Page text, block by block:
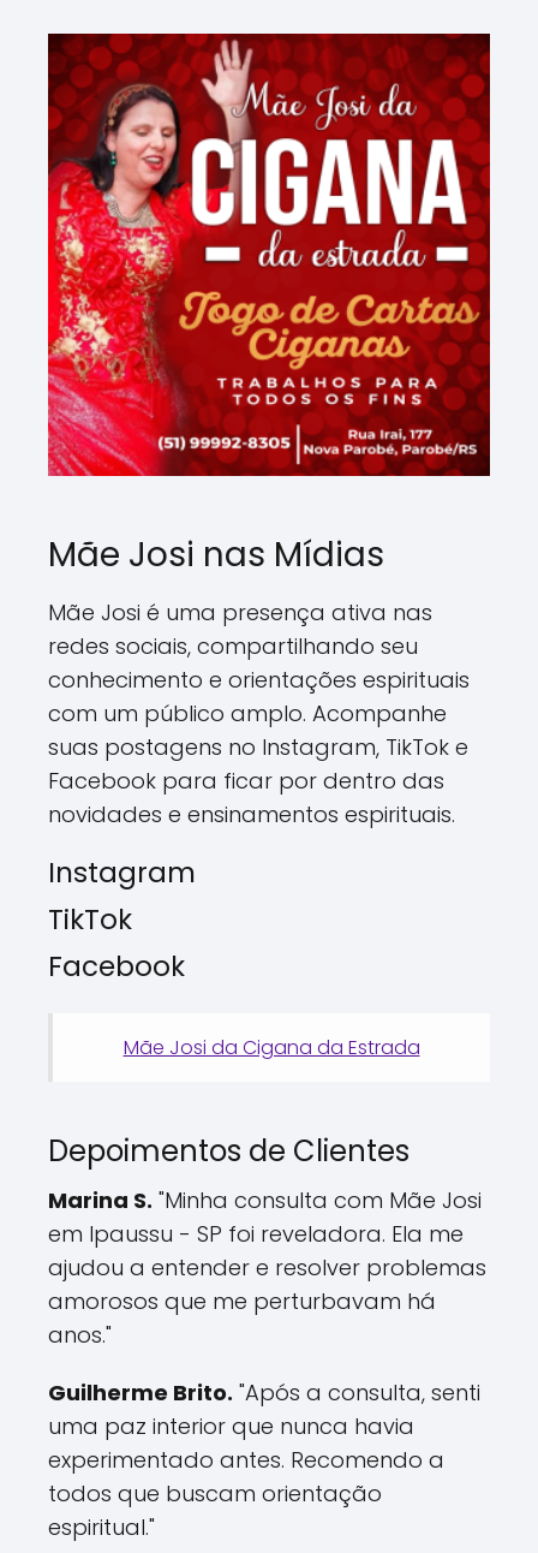
Mãe Josi nas Mídias
Mãe Josi é uma presença ativa nas
redes sociais, compartilhando seu
conhecimento e orientações espirituais
com um público amplo. Acompanhe
suas postagens no Instagram, TikTok e
Facebook para ficar por dentro das
novidades e ensinamentos espirituais.
Instagram
TikTok
Facebook
Mãe Josi da Cigana da Estrada
Depoimentos de Clientes
Marina S. "Minha consulta com Mãe Josi
em Ipaussu - SP foi reveladora. Ela me
ajudou a entender e resolver problemas
amorosos que me perturbavam há
anos."
Guilherme Brito. "Após a consulta, senti
uma paz interior que nunca havia
experimentado antes. Recomendo a
todos que buscam orientação
espiritual."